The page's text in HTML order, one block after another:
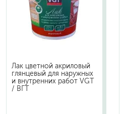
Лак цветной акриловый
глянцевый для наружных
и внутренних работ VGT
/ ВГТ